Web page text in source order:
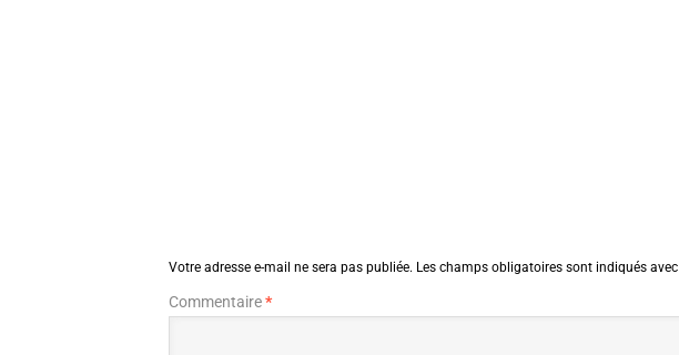
Votre adresse e-mail ne sera pas publiée. Les champs obligatoires sont indiqués avec
Commentaire*